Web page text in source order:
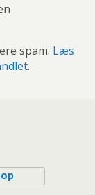
spam. Læs
.